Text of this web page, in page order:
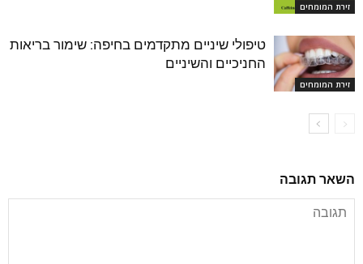
זירת המומחים
זירת המומחים
טיפולי שיניים מתקדמים בחיפה: שימור בריאות
החניכיים והשיניים
השאר תגובה